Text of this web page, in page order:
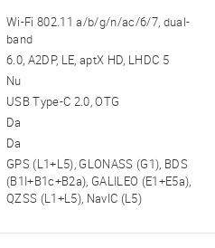
Wi-Fi 802.11 a/b/g/n/ac/6/7, dual-
band
6.0, A2DP, LE, aptX HD, LHDC 5
Nu
USB Type-C 2.0, OTG
Da
Da
GPS (L1+L5), GLONASS (G1), BDS
(B1I+B1c+B2a), GALILEO (E1+E5a),
QZSS (L1+L5), NavIC (L5)